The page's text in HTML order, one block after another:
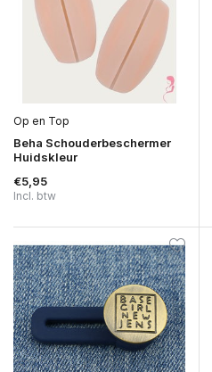
Op en Top
Beha Schouderbeschermer
Huidskleur
€5,95
Incl. btw